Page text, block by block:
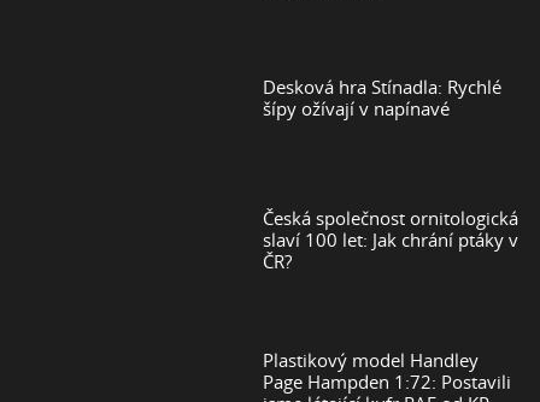
Desková hra Stínadla: Rychlé
šípy ožívají v napínavé
Česká společnost ornitologická
slaví 100 let: Jak chrání ptáky v
ČR?
Plastikový model Handley
Page Hampden 1:72: Postavili